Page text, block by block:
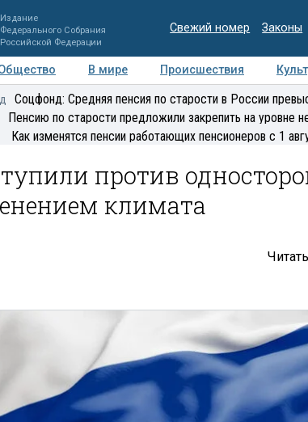
Издание
Федерального Собрания
Российской Федерации
Свежий номер Законы
В мире Происшествия
Регионы Медиацентр Интервью
Соцфонд: Средняя пенсия по старости в России
Пенсию по старости предложили закрепить на уровне
Как изменятся пенсии работающих пенсионеров с 1
против
климата